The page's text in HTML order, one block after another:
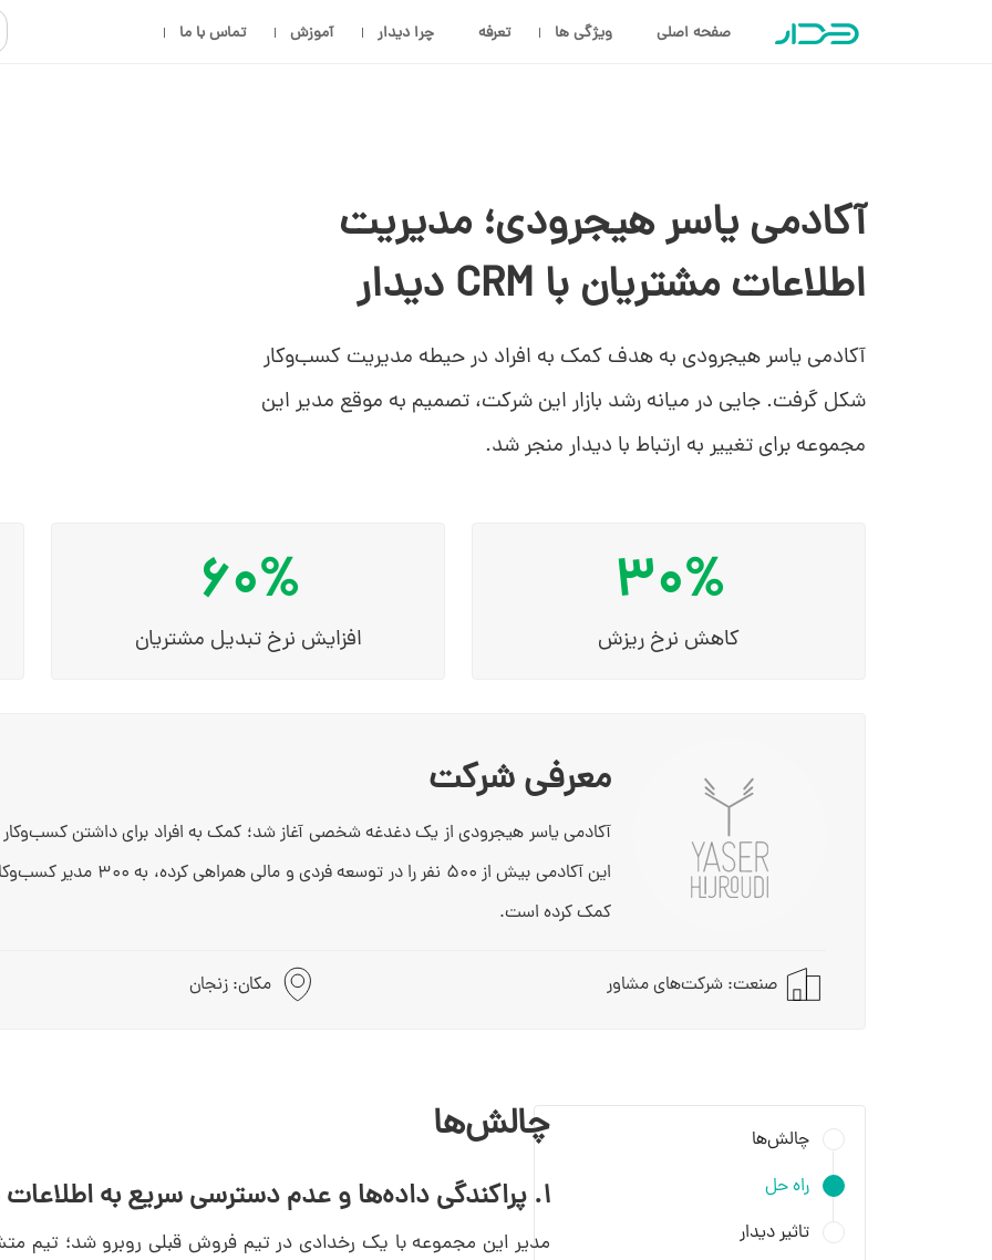
صفحه اصلی ویژگی ها تعرفه چرا دیدار آموزش تماس با ما
آکادمی یاسر هیجرودی؛ مدیریت
اطلاعات مشتریان با CRM دیدار
آکادمی یاسر هیجرودی به هدف کمک به افراد در حیطه مدیریت کسب‌وکار
شکل گرفت. جایی در میانه رشد بازار این شرکت، تصمیم به موقع مدیر این
مجموعه برای تغییر به ارتباط با دیدار منجر شد.
30%
کاهش نرخ ریزش
60%
افزایش نرخ تبدیل مشتریان
معرفی شرکت
کمک کرده است.
صنعت: شرکت‌های مشاور مکان: زنجان
چالش‌ها
راه حل
تاثیر دیدار
چالش‌ها
1. پراکندگی داده‌ها و عدم دسترسی سریع به اطلاعات مشتریان